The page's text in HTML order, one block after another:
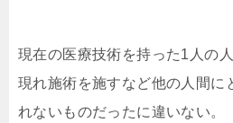
現在の医療技術を持った1人の
現れ施術を施すなど他の人間に
れないものだったに違いない。